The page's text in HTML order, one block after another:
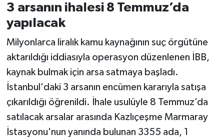
3 arsanın ihalesi 8 Temmuz’da
yapılacak
Milyonlarca liralık kamu kaynağının suç örgütüne
aktarıldığı iddiasıyla operasyon düzenlenen İBB,
kaynak bulmak için arsa satmaya başladı.
İstanbul'daki 3 arsanın encümen kararıyla satışa
çıkarıldığı öğrenildi. İhale usulüyle 8 Temmuz’da
satılacak arsalar arasında Kazlıçeşme Marmaray
İstasyonu'nun yanında bulunan 3355 ada, 1